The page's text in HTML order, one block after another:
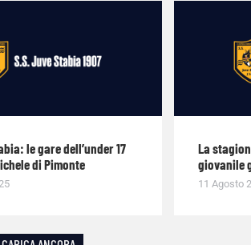
le gare dell’under 17
di Pimonte
La
giovanile
11 Agosto